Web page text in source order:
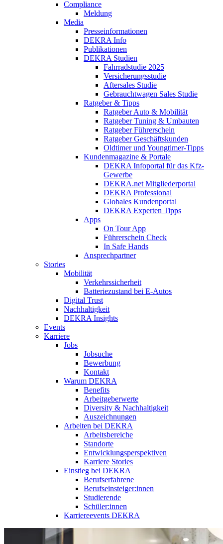
Compliance
Meldung
Media
Presseinformationen
DEKRA Info
Publikationen
DEKRA Studien
Fahrradstudie 2025
Versicherungsstudie
Aftersales Studie
Gebrauchtwagen Sales Studie
Ratgeber & Tipps
Ratgeber Auto & Mobilität
Ratgeber Tuning & Umbauten
Ratgeber Führerschein
Ratgeber Geschäftskunden
Oldtimer und Youngtimer-Tipps
Kundenmagazine & Portale
DEKRA Infoportal für das Kfz-
Gewerbe
DEKRA.net Mitgliederportal
DEKRA Professional
Globales Kundenportal
DEKRA Experten Tipps
Apps
On Tour App
Führerschein Check
In Safe Hands
Ansprechpartner
Stories
Mobilität
Verkehrssicherheit
Batteriezustand bei E-Autos
Digital Trust
Nachhaltigkeit
DEKRA Insights
Events
Karriere
Jobs
Jobsuche
Bewerbung
Kontakt
Warum DEKRA
Benefits
Arbeitgeberwerte
Diversity & Nachhaltigkeit
Auszeichnungen
Arbeiten bei DEKRA
Arbeitsbereiche
Standorte
Entwicklungsperspektiven
Karriere Stories
Einstieg bei DEKRA
Berufserfahrene
Berufseinsteiger:innen
Studierende
Schüler:innen
Karriereevents DEKRA